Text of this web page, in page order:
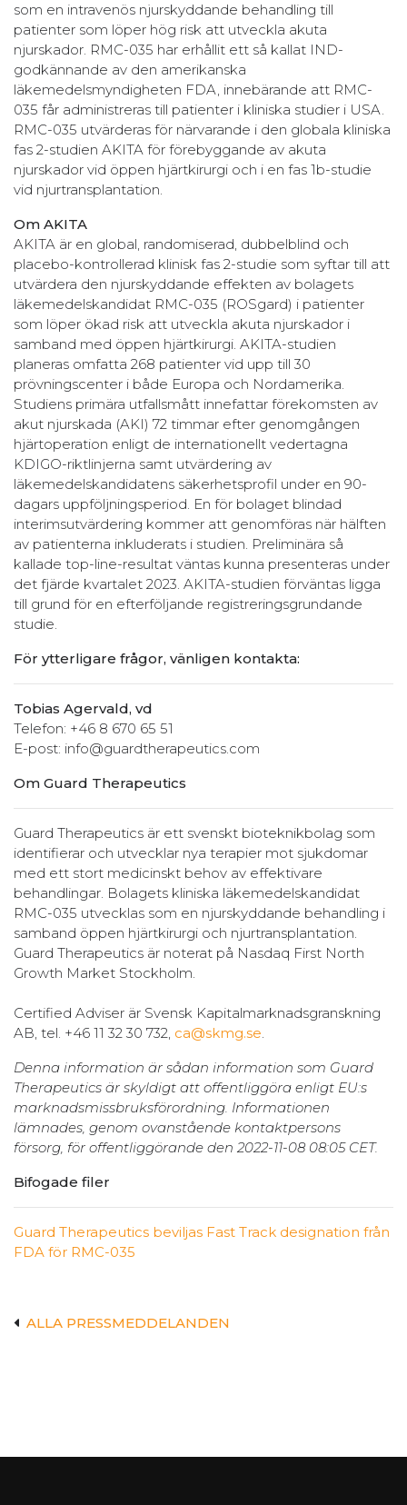
som en intravenös njurskyddande behandling till
patienter som löper hög risk att utveckla akuta
njurskador. RMC-035 har erhållit ett så kallat IND-
godkännande av den amerikanska
läkemedelsmyndigheten FDA, innebärande att RMC-
035 får administreras till patienter i kliniska studier i USA.
RMC-035 utvärderas för närvarande i den globala kliniska
fas 2-studien AKITA för förebyggande av akuta
njurskador vid öppen hjärtkirurgi och i en fas 1b-studie
vid njurtransplantation.
Om AKITA
AKITA är en global, randomiserad, dubbelblind och
placebo-kontrollerad klinisk fas 2-studie som syftar till att
utvärdera den njurskyddande effekten av bolagets
läkemedelskandidat RMC-035 (ROSgard) i patienter
som löper ökad risk att utveckla akuta njurskador i
samband med öppen hjärtkirurgi. AKITA-studien
planeras omfatta 268 patienter vid upp till 30
prövningscenter i både Europa och Nordamerika.
Studiens primära utfallsmått innefattar förekomsten av
akut njurskada (AKI) 72 timmar efter genomgången
hjärtoperation enligt de internationellt vedertagna
KDIGO-riktlinjerna samt utvärdering av
läkemedelskandidatens säkerhetsprofil under en 90-
dagars uppföljningsperiod. En för bolaget blindad
interimsutvärdering kommer att genomföras när hälften
av patienterna inkluderats i studien. Preliminära så
kallade top-line-resultat väntas kunna presenteras under
det fjärde kvartalet 2023. AKITA-studien förväntas ligga
till grund för en efterföljande registreringsgrundande
studie.
För ytterligare frågor, vänligen kontakta:
Tobias Agervald, vd
Telefon: +46 8 670 65 51
E-post: info@guardtherapeutics.com
Om Guard Therapeutics
Guard Therapeutics är ett svenskt bioteknikbolag som
identifierar och utvecklar nya terapier mot sjukdomar
med ett stort medicinskt behov av effektivare
behandlingar. Bolagets kliniska läkemedelskandidat
RMC-035 utvecklas som en njurskyddande behandling i
samband öppen hjärtkirurgi och njurtransplantation.
Guard Therapeutics är noterat på Nasdaq First North
Growth Market Stockholm.
Certified Adviser är Svensk Kapitalmarknadsgranskning
AB, tel. +46 11 32 30 732, ca@skmg.se
Denna information är sådan information som Guard
Therapeutics är skyldigt att offentliggöra enligt EU:s
marknadsmissbruksförordning. Informationen
lämnades, genom ovanstående kontaktpersons
försorg, för offentliggörande den 2022-11-08 08:05 CET.
Bifogade filer
Guard Therapeutics beviljas Fast Track designation från
FDA för RMC-035
ALLA PRESSMEDDELANDEN